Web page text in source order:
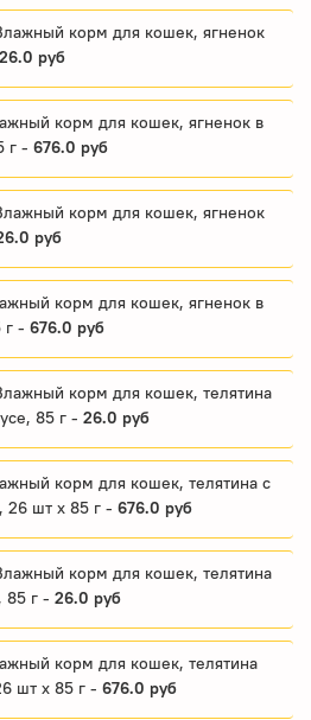
корм для кошек, ягненок
26.0 руб
корм для кошек, ягненок в
г - 676.0 руб
корм для кошек, ягненок
руб
корм для кошек, ягненок в
г - 676.0 руб
корм для кошек, телятина
85 г - 26.0 руб
корм для кошек, телятина с
26 шт x 85 г - 676.0 руб
корм для кошек, телятина
85 г - 26.0 руб
корм для кошек, телятина
шт x 85 г - 676.0 руб